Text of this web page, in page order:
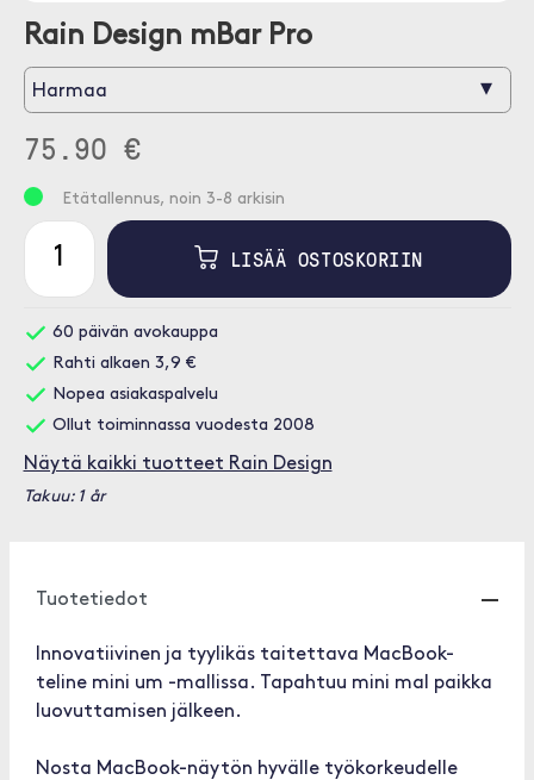
Rain Design mBar Pro
Harmaa ▾
75.90 €
Etätallennus, noin 3-8 arkisin
LISÄÄ OSTOSKORIIN
60 päivän avokauppa
Rahti alkaen 3,9 €
Nopea asiakaspalvelu
Ollut toiminnassa vuodesta 2008
Näytä kaikki tuotteet Rain Design
Takuu: 1 år
Tuotetiedot
Innovatiivinen ja tyylikäs taitettava MacBook-
teline mini um -mallissa. Tapahtuu mini mal paikka
luovuttamisen jälkeen.
Nosta MacBook-näytön hyvälle työkorkeudelle